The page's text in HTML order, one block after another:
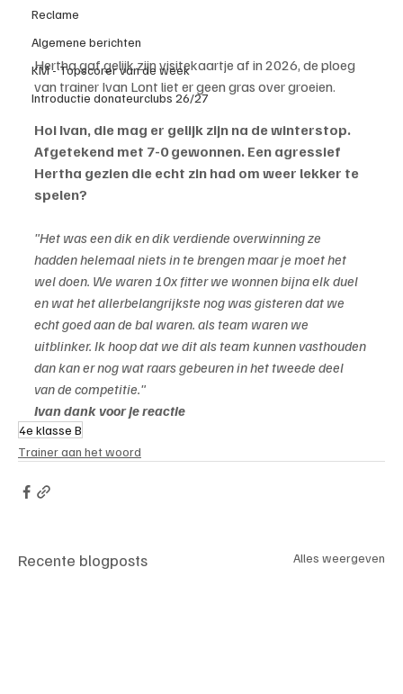
Reclame
Algemene berichten
KM - Topscorer van de week
Introductie donateurclubs 26/27
Hertha gaf gelijk zijn visitekaartje af in 2026, de ploeg
van trainer Ivan Lont liet er geen gras over groeien.
Hoi Ivan, die mag er gelijk zijn na de winterstop.
Afgetekend met 7-0 gewonnen. Een agressief
Hertha gezien die echt zin had om weer lekker te
spelen?
"Het was een dik en dik verdiende overwinning ze
hadden helemaal niets in te brengen maar je moet het
wel doen. We waren 10x fitter we wonnen bijna elk duel
en wat het allerbelangrijkste nog was gisteren dat we
echt goed aan de bal waren. als team waren we
uitblinker. Ik hoop dat we dit als team kunnen vasthouden
dan kan er nog wat raars gebeuren in het tweede deel
van de competitie."
Ivan dank voor je reactie
4e klasse B
Trainer aan het woord
Recente blogposts Alles weergeven